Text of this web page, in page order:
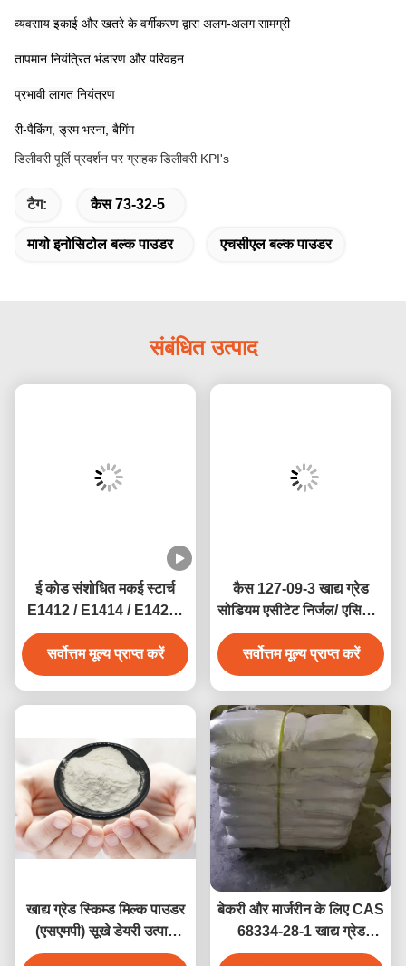
व्यवसाय इकाई और खतरे के वर्गीकरण द्वारा अलग-अलग सामग्री
तापमान नियंत्रित भंडारण और परिवहन
प्रभावी लागत नियंत्रण
री-पैकिंग, ड्रम भरना, बैगिंग
डिलीवरी पूर्ति प्रदर्शन पर ग्राहक डिलीवरी KPI's
टैग: कैस 73-32-5
मायो इनोसिटोल बल्क पाउडर एचसीएल बल्क पाउडर
संबंधित उत्पाद
ई कोड संशोधित मकई स्टार्च
E1412 / E1414 / E1422 /
E1442
सर्वोत्तम मूल्य प्राप्त करें
कैस 127-09-3 खाद्य ग्रेड
सोडियम एसीटेट निर्जल/ एसिटिक
एसिड सोडियम नमक इंजेक्शन
योग्य
सर्वोत्तम मूल्य प्राप्त करें
खाद्य ग्रेड स्किम्ड मिल्क पाउडर
(एसएमपी) सूखे डेयरी उत्पाद
क्रीम के लिए स्किम्ड मिल्क
बेकरी और मार्जरीन के लिए CAS
68334-28-1 खाद्य ग्रेड
हाइड्रोजनीकृत वनस्पति तेल